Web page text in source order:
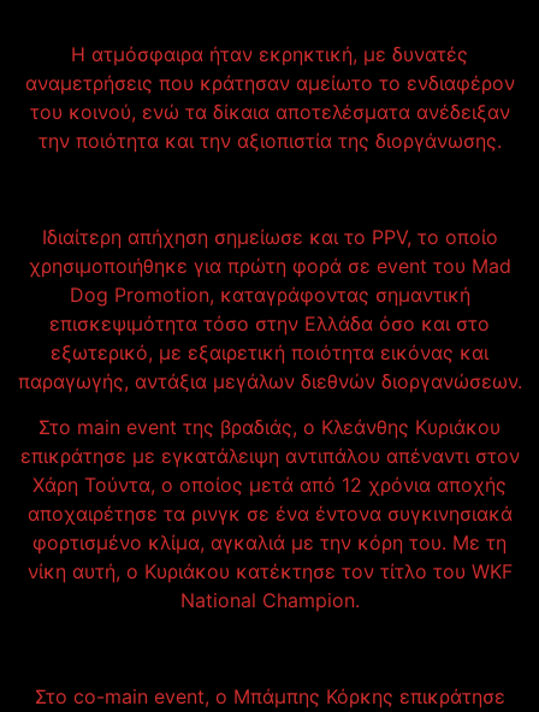
Η ατμόσφαιρα ήταν εκρηκτική, με δυνατές
αναμετρήσεις που κράτησαν αμείωτο το ενδιαφέρον
του κοινού, ενώ τα δίκαια αποτελέσματα ανέδειξαν
την ποιότητα και την αξιοπιστία της διοργάνωσης.
Ιδιαίτερη απήχηση σημείωσε και το PPV, το οποίο
χρησιμοποιήθηκε για πρώτη φορά σε event του Mad
Dog Promotion, καταγράφοντας σημαντική
επισκεψιμότητα τόσο στην Ελλάδα όσο και στο
εξωτερικό, με εξαιρετική ποιότητα εικόνας και
παραγωγής, αντάξια μεγάλων διεθνών διοργανώσεων.
Στο main event της βραδιάς, ο Κλεάνθης Κυριάκου
επικράτησε με εγκατάλειψη αντιπάλου απέναντι στον
Χάρη Τούντα, ο οποίος μετά από 12 χρόνια αποχής
αποχαιρέτησε τα ρινγκ σε ένα έντονα συγκινησιακά
φορτισμένο κλίμα, αγκαλιά με την κόρη του. Με τη
νίκη αυτή, ο Κυριάκου κατέκτησε τον τίτλο του WKF
National Champion.
Στο co-main event, ο Μπάμπης Κόρκης επικράτησε